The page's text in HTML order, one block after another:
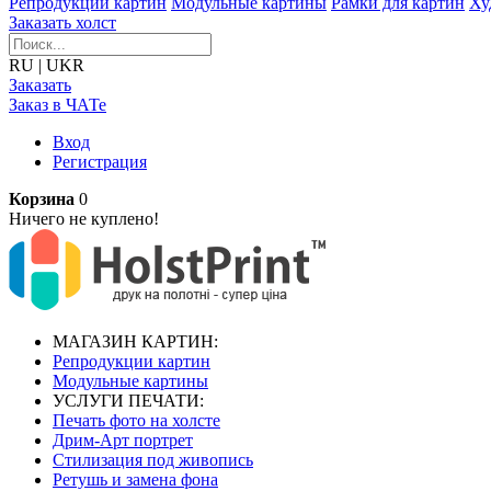
Заказать холст
RU | UKR
Заказать
Заказ в ЧАТе
Вход
Регистрация
Корзина 0
Ничего не куплено!
МАГАЗИН КАРТИН:
Репродукции картин
Модульные картины
УСЛУГИ ПЕЧАТИ:
Печать фото на холсте
Дрим-Арт портрет
Стилизация под живопись
Ретушь и замена фона